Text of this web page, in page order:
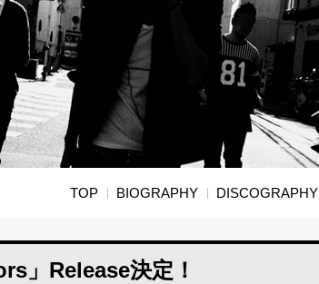
TOP BIOGRAPHY DISCOGRAPHY
」Release決定！